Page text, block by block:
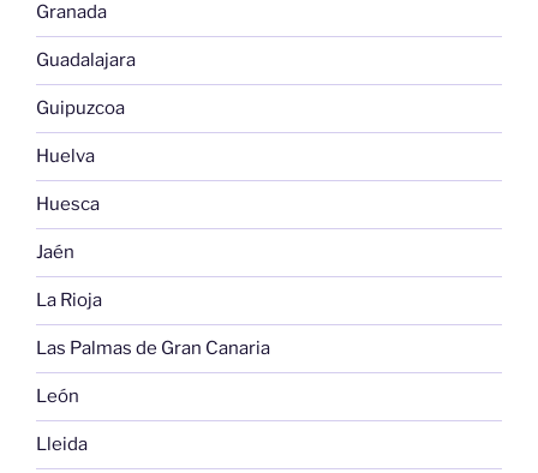
Granada
Guadalajara
Guipuzcoa
Huelva
Huesca
Jaén
La Rioja
Las Palmas de Gran Canaria
León
Lleida